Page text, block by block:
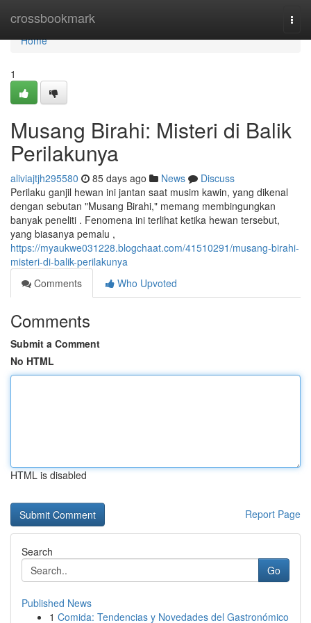
crossbookmark
Home
Home
1
Musang Birahi: Misteri di Balik
Perilakunya
aliviajtjh295580 85 days ago News
Discuss
Perilaku ganjil hewan ini jantan saat musim kawin, yang dikenal
dengan sebutan "Musang Birahi," memang membingungkan
banyak peneliti . Fenomena ini terlihat ketika hewan tersebut,
yang biasanya pemalu ,
https://myaukwe031228.blogchaat.com/41510291/musang-birahi-
misteri-di-balik-perilakunya
Comments
Who Upvoted
Comments
Submit a Comment
No HTML
HTML is disabled
Report Page
Search
Go
Published News
1 Comida: Tendencias y Novedades del Gastronómico